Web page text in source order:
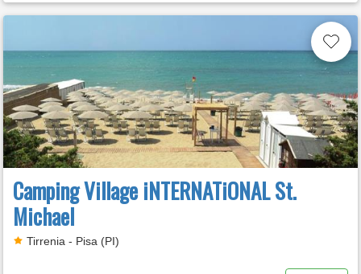
Camping Village iNTERNATiONAL St.
Michael
Tirrenia - Pisa (PI)